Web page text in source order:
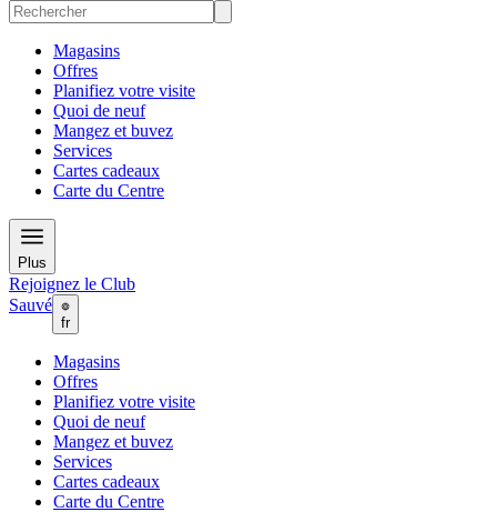
Magasins
Offres
Planifiez votre visite
Quoi de neuf
Mangez et buvez
Services
Cartes cadeaux
Carte du Centre
Plus
Rejoignez le Club
Sauvé
fr
Magasins
Offres
Planifiez votre visite
Quoi de neuf
Mangez et buvez
Services
Cartes cadeaux
Carte du Centre